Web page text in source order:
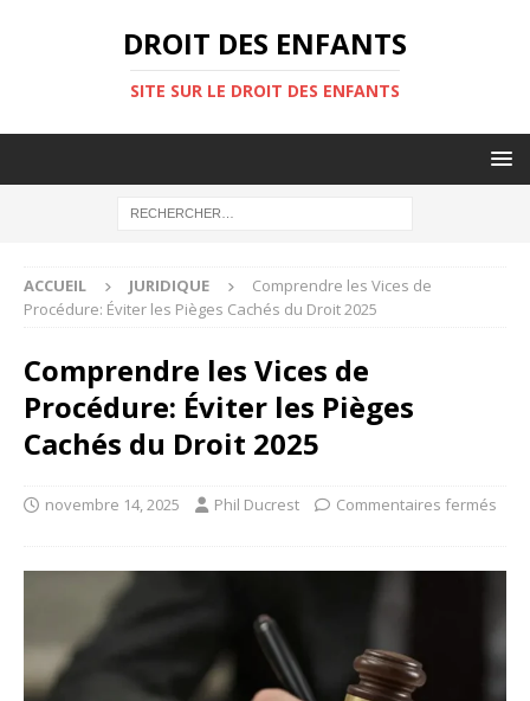
DROIT DES ENFANTS
SITE SUR LE DROIT DES ENFANTS
ACCUEIL JURIDIQUE
Comprendre les Vices de
Procédure: Éviter les Pièges Cachés du Droit 2025
Comprendre les Vices de
Procédure: Éviter les Pièges
Cachés du Droit 2025
novembre 14, 2025 Phil Ducrest Commentaires fermés